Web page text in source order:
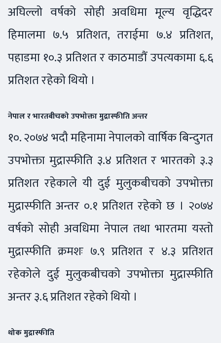
अघिल्लो वर्षको सोही अवधिमा मूल्य वृद्धिदर
हिमालमा ७.५ प्रतिशत, तराईमा ७.४ प्रतिशत,
पहाडमा १०.३ प्रतिशत र काठमाडौं उपत्यकामा ६.६
प्रतिशत रहेको थियो ।
नेपाल र भारतबीचको उपभोक्ता मुद्रास्फीति अन्तर
१०. २०७४ भदौ महिनामा नेपालको वार्षिक बिन्दुगत
उपभोक्ता मुद्रास्फीति ३.४ प्रतिशत र भारतको ३.३
प्रतिशत रहेकाले यी दुई मुलुकबीचको उपभोक्ता
मुद्रास्फीति अन्तर ०.१ प्रतिशत रहेको छ । २०७४
वर्षको सोही अवधिमा नेपाल तथा भारतमा यस्तो
मुद्रास्फीति क्रमशः ७.९ प्रतिशत र ४.३ प्रतिशत
रहेकोले दुई मुलुकबीचको उपभोक्ता मुद्रास्फीति
अन्तर ३.६ प्रतिशत रहेको थियो ।
थोक मुद्रास्फीति